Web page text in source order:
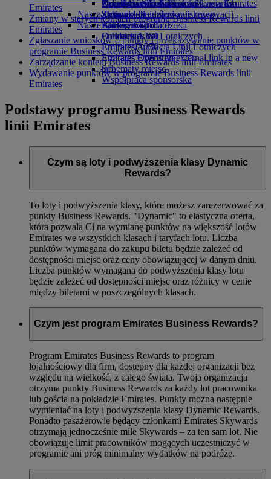
Opens an external link in a new tab
Napoje
Nasza flota
Boeing 777
Emirates A380
Emirates A350
Emirates Executive
Schematy miejsc
Rozrywka dla dzieci
Zabawki dla dzieci
Aktywności dla dzieci
Polityka środowiskowa
Sprawozdania środowiskowe
Nasze społeczności
Fundacja Linii Lotniczych
EmiratesFundacja Linii Lotniczych
Emirates Opens an external link in a new
tab
Współpraca sponsorska
Zaloguj się do Emirates Skywards
Skywards+
Opieka i prośby specjalne
Urządzenie mobilne a aplikacja Emirates
Zmiana lub anulowanie rezerwacji
Zakłócona podroż
O Emirates
Emirates
Zmiany w starych kontach programu Business Rewards linii
Emirates
Zgłaszanie wniosków o punkty i przekazywanie punktów w
programie Business Rewards linii Emirates
Zarządzanie kontem Business Rewards linii Emirates
Wydawanie punktów w programie Business Rewards linii
Emirates
Podstawy programu Business Rewards
linii Emirates
Czym są loty i podwyższenia klasy Dynamic
Rewards?
To loty i podwyższenia klasy, które możesz zarezerwować za
punkty Business Rewards. "Dynamic" to elastyczna oferta,
która pozwala Ci na wymianę punktów na większość lotów
Emirates we wszystkich klasach i taryfach lotu. Liczba
punktów wymagana do zakupu biletu będzie zależeć od
dostępności miejsc oraz ceny obowiązującej w danym dniu.
Liczba punktów wymagana do podwyższenia klasy lotu
będzie zależeć od dostępności miejsc oraz różnicy w cenie
między biletami w poszczególnych klasach.
Czym jest program Emirates Business Rewards?
Program Emirates Business Rewards to program
lojalnościowy dla firm, dostępny dla każdej organizacji bez
względu na wielkość, z całego świata. Twoja organizacja
otrzyma punkty Business Rewards za każdy lot pracownika
lub gościa na pokładzie Emirates. Punkty można następnie
wymieniać na loty i podwyższenia klasy Dynamic Rewards.
Ponadto pasażerowie będący członkami Emirates Skywards
otrzymają jednocześnie mile Skywards – za ten sam lot. Nie
obowiązuje limit pracowników mogących uczestniczyć w
programie ani próg minimalny wydatków na podróże.